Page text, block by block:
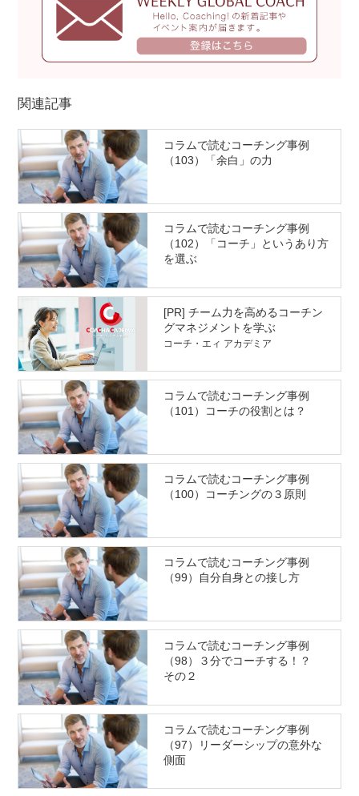
関連記事
コラムで読むコーチング事例
（103）「余白」の力
コラムで読むコーチング事例
（102）「コーチ」というあり方
を選ぶ
[PR] チーム力を高めるコーチン
グマネジメントを学ぶ
コーチ・エィ アカデミア
コラムで読むコーチング事例
（101）コーチの役割とは？
コラムで読むコーチング事例
（100）コーチングの３原則
コラムで読むコーチング事例
（99）自分自身との接し方
コラムで読むコーチング事例
（98）３分でコーチする！？
その２
コラムで読むコーチング事例
（97）リーダーシップの意外な
側面